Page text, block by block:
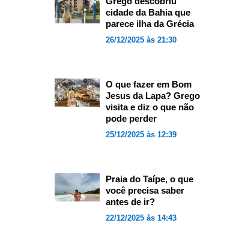
cidade da Bahia que
parece ilha da Grécia
26/12/2025 às 21:30
O que fazer em Bom
Jesus da Lapa? Grego
visita e diz o que não
pode perder
25/12/2025 às 12:39
Praia do Taípe, o que
você precisa saber
antes de ir?
22/12/2025 às 14:43